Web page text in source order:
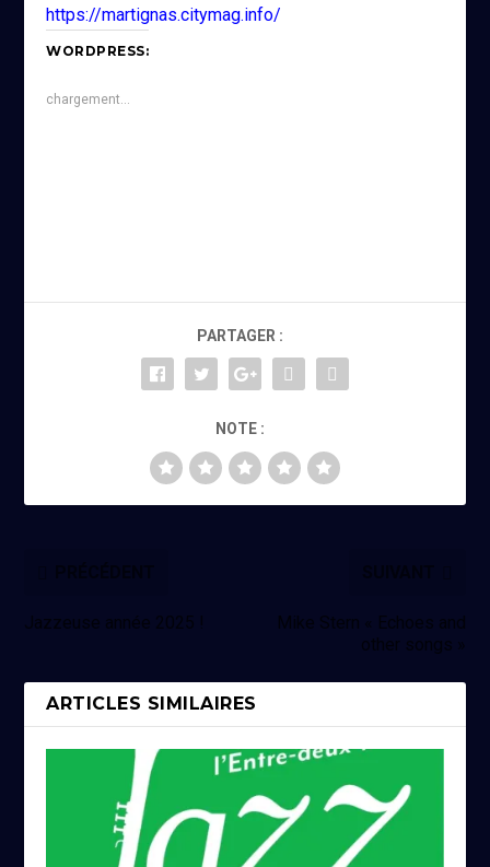
https://martignas.citymag.info/
WORDPRESS:
chargement…
PARTAGER :
NOTE :
Jazzeuse année 2025 !
Mike Stern « Echoes and
other songs »
ARTICLES SIMILAIRES